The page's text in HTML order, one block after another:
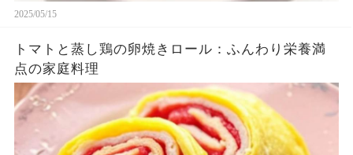
2025/05/15
トマトと蒸し鶏の卵焼きロール：ふんわり栄養満
点の家庭料理